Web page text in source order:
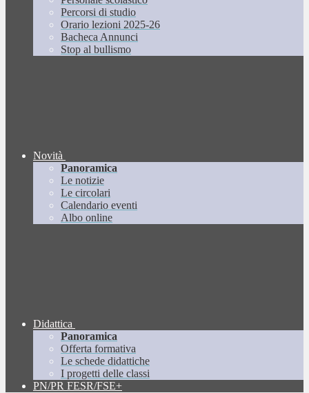
Percorsi di studio
Orario lezioni 2025-26
Bacheca Annunci
Stop al bullismo
Novità
Panoramica
Le notizie
Le circolari
Calendario eventi
Albo online
Didattica
Panoramica
Offerta formativa
Le schede didattiche
I progetti delle classi
PN/PR FESR/FSE+